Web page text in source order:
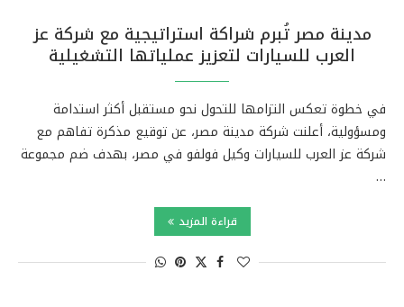
مدينة مصر تُبرم شراكة استراتيجية مع شركة عز
العرب للسيارات لتعزيز عملياتها التشغيلية
في خطوة تعكس التزامها للتحول نحو مستقبل أكثر استدامة
ومسؤولية، أعلنت شركة مدينة مصر، عن توقيع مذكرة تفاهم مع
شركة عز العرب للسيارات وكيل فولفو في مصر، بهدف ضم مجموعة
…
قراءة المزيد